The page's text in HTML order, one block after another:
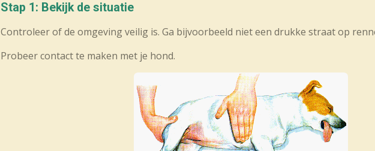
Stap 1: Bekijk de situatie
Controleer of de omgeving veilig is. Ga bijvoorbeeld niet een drukke straat op
Probeer contact te maken met je hond.